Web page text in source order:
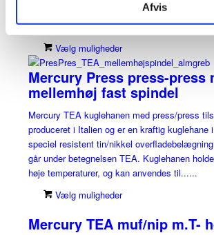
Afvis
der i daglig tale går under betegnelsen TEA.
til et højt tryk og høje temperaturer, og kan......
Vælg muligheder
Mercury Press press-press
mellemhøj fast spindel
Mercury TEA kuglehanen med press/press
produceret i Italien og er en kraftig kuglehane
speciel resistent tin/nikkel
går under betegnelsen TEA. Kuglehanen
høje temperaturer, og kan anvendes til......
Vælg muligheder
Mercury TEA muf/nip m.T-